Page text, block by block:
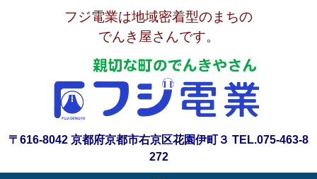
フジ電業は地域密着型のまちの
でんき屋さんです。
〒616-8042 京都府京都市右京区花園伊町３ TEL.075-463-8
272